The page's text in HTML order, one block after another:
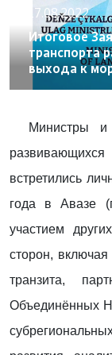
17.08.2022
Итоговое
транспорта
выхода к
Министры и
встретились
года в Авазе
участием
сторон,
транзита,
Объединённых